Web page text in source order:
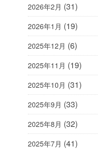
2026年2月 (31)
2026年1月 (19)
2025年12月 (6)
2025年11月 (19)
2025年10月 (31)
2025年9月 (33)
2025年8月 (32)
2025年7月 (41)